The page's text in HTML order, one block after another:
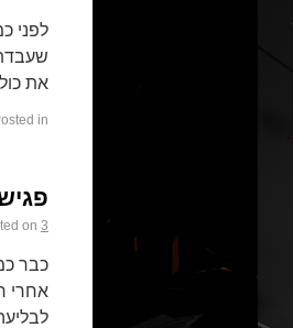
לפני
את
in
on 3 באוקטובר 2010
כבר
אחרי